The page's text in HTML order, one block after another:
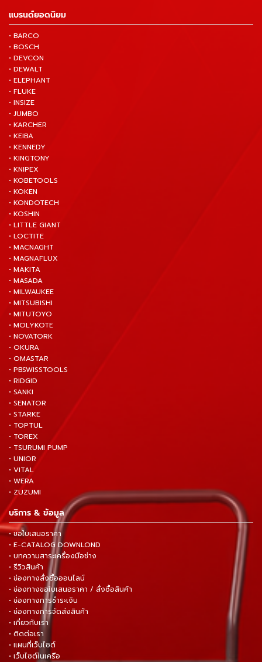
แบรนด์ยอดนิยม
• BARCO
• BOSCH
• DEVCON
• DEWALT
• ELEPHANT
• FLUKE
• INSIZE
• JUMBO
• KARCHER
• KEIBA
• KENNEDY
• KINGTONY
• KNIPEX
• KOBETOOLS
• KOKEN
• KONDOTECH
• KOSHIN
• LITTLE GIANT
• LOCTITE
• MACNAGHT
• MAGNAFLUX
• MAKITA
• MASADA
• MILWAUKEE
• MITSUBISHI
• MITUTOYO
• MOLYKOTE
• NOVATORK
• OKURA
• OMASTAR
• PBSWISSTOOLS
• RIDGID
• SANKI
• SENATOR
• STARKE
• TOPTUL
• TOREX
• TSURUMI PUMP
• UNIOR
• VITAL
• WERA
• ZUZUMI
บริการ & ข้อมูล
• ขอใบเสนอราคา
• E-CATALOG DOWNLOND
• บทความสาระเครื่องมือช่าง
• รีวิวสินค้า
• ช่องทางสั่งซื้อออนไลน์
• ช่องทางขอใบเสนอราคา / สั่งซื้อสินค้า
• ช่องทางการชำระเงิน
• ช่องทางการจัดส่งสินค้า
• เกี่ยวกับเรา
• ติดต่อเรา
• แผนที่เว็บไซต์
• เว็บไซต์ในเครือ